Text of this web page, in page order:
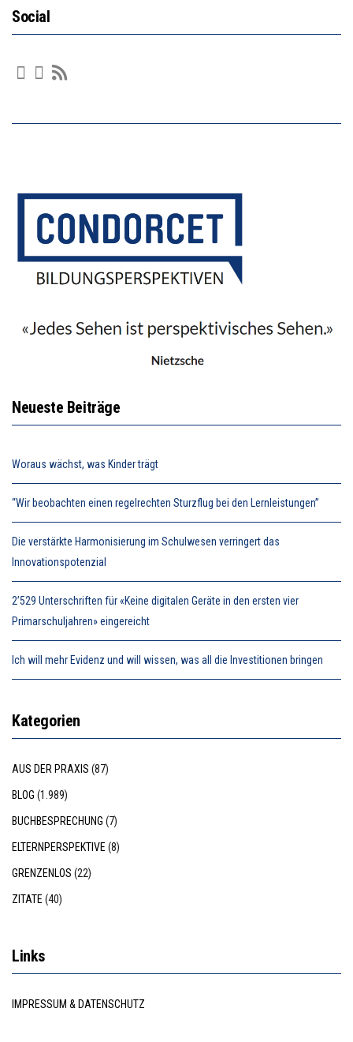
Social
Neueste Beiträge
Woraus wächst, was Kinder trägt
“Wir beobachten einen regelrechten Sturzflug bei den Lernleistungen”
Die verstärkte Harmonisierung im Schulwesen verringert das
Innovationspotenzial
2’529 Unterschriften für «Keine digitalen Geräte in den ersten vier
Primarschuljahren» eingereicht
Ich will mehr Evidenz und will wissen, was all die Investitionen bringen
Kategorien
AUS DER PRAXIS (87)
BLOG (1.989)
BUCHBESPRECHUNG (7)
ELTERNPERSPEKTIVE (8)
GRENZENLOS (22)
ZITATE (40)
Links
IMPRESSUM & DATENSCHUTZ